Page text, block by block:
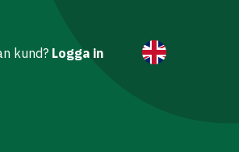
kund? Logga in